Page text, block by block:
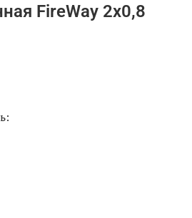
FireWay 2х0,8